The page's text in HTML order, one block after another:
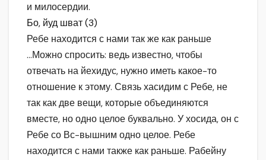
и милосердии.
Бо, йуд шват (3)
Ребе находится с нами так же как раньше
…Можно спросить: ведь известно, чтобы
отвечать на йехидус, нужно иметь какое-то
отношение к этому. Связь хасидим с Ребе, не
так как две вещи, которые объединяются
вместе, но одно целое буквально. У хосида, он с
Ребе со Вс-вышним одно целое. Ребе
находится с нами также как раньше. Рабейну